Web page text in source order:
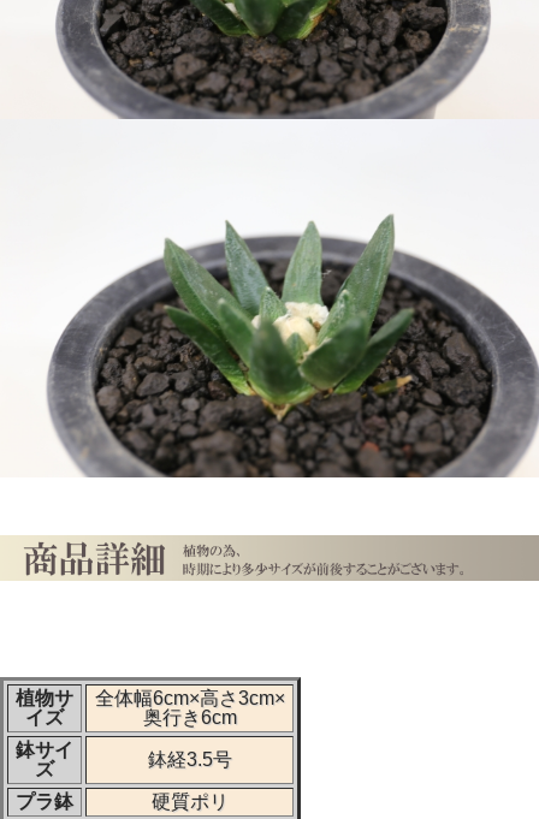
植物サ
イズ
全体幅6cm×高さ3cm×
奥行き6cm
鉢サイ
ズ
鉢経3.5号
プラ鉢
硬質ポリ